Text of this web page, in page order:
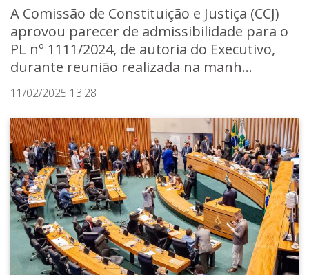
A Comissão de Constituição e Justiça (CCJ)
aprovou parecer de admissibilidade para o
PL nº 1111/2024, de autoria do Executivo,
durante reunião realizada na manh...
11/02/2025 13:28